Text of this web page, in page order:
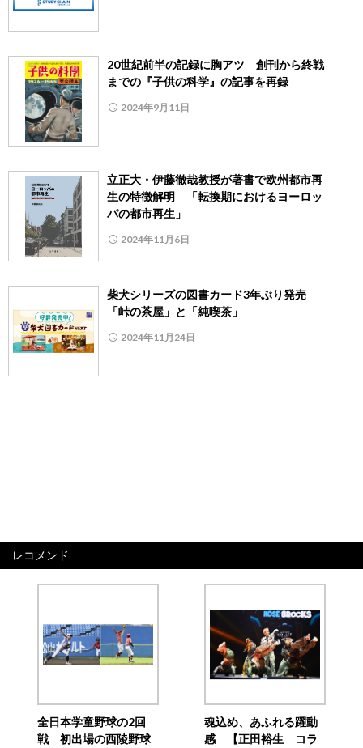
20世紀前半の記録に胸アツ 創刊から終戦
までの『子供の科学』の記事を再録
2024年9月11日
立正大・伊藤徹哉教授が著書で欧州都市再
生の特徴解明 「転換期におけるヨーロッ
パの都市再生」
2024年11月6日
柴犬シリーズの図書カード3年ぶり発売
「峠の茶屋」と「純喫茶」
2024年11月24日
レコメンド
全日本学童野球の2回
戦 初出場の西陵野球
魂込め、あふれる躍動
感 【正田裕生 コラ